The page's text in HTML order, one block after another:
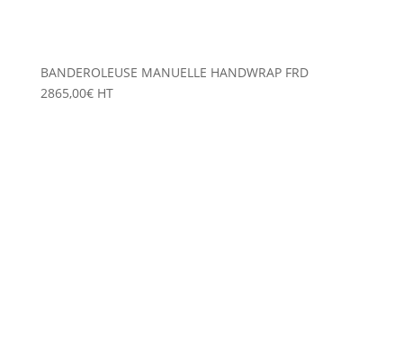
BANDEROLEUSE MANUELLE HANDWRAP FRD
2865,00€ HT